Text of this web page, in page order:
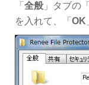
「 全般 」タブの「
を入れて、「 OK